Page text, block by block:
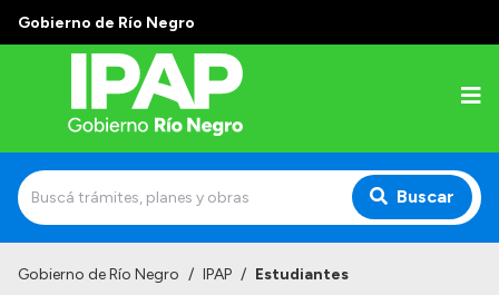
Gobierno de Río Negro
Buscar
Gobierno de Río Negro / IPAP / Estudiantes